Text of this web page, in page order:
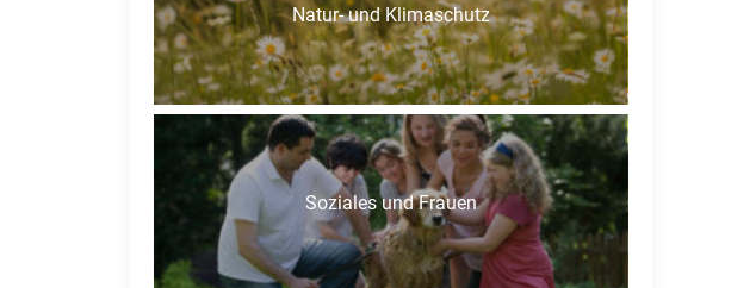
Natur- und Klimaschutz
Soziales und Frauen